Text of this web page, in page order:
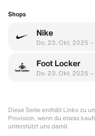
Shops
Nike
Do. 23. Okt. 2025 –
Foot Locker
Do. 23. Okt. 2025 –
Diese Seite enthält Links zu
Provision, wenn du etwas
unterstützt uns damit.